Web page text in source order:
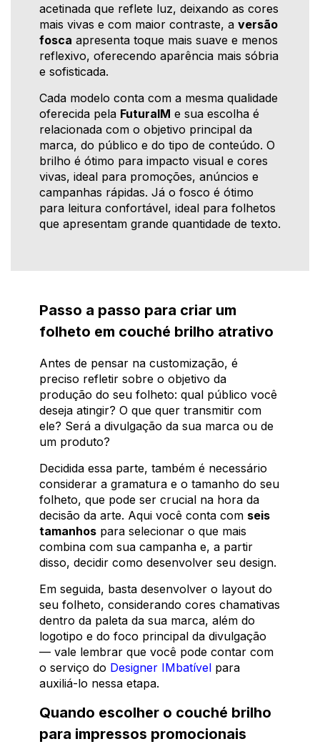
acetinada que reflete luz, deixando as cores
mais vivas e com maior contraste, a versão
fosca apresenta toque mais suave e menos
reflexivo, oferecendo aparência mais sóbria
e sofisticada.
Cada modelo conta com a mesma qualidade
oferecida pela FuturaIM e sua escolha é
relacionada com o objetivo principal da
marca, do público e do tipo de conteúdo. O
brilho é ótimo para impacto visual e cores
vivas, ideal para promoções, anúncios e
campanhas rápidas. Já o fosco é ótimo
para leitura confortável, ideal para folhetos
que apresentam grande quantidade de texto.
Passo a passo para criar um
folheto em couché brilho atrativo
Antes de pensar na customização, é
preciso refletir sobre o objetivo da
produção do seu folheto: qual público você
deseja atingir? O que quer transmitir com
ele? Será a divulgação da sua marca ou de
um produto?
Decidida essa parte, também é necessário
considerar a gramatura e o tamanho do seu
folheto, que pode ser crucial na hora da
decisão da arte. Aqui você conta com seis
tamanhos para selecionar o que mais
combina com sua campanha e, a partir
disso, decidir como desenvolver seu design.
Em seguida, basta desenvolver o layout do
seu folheto, considerando cores chamativas
dentro da paleta da sua marca, além do
logotipo e do foco principal da divulgação
— vale lembrar que você pode contar com
o serviço do Designer IMbatível para
auxiliá-lo nessa etapa.
Quando escolher o couché brilho
para impressos promocionais